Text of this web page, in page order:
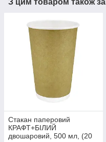
Стакан паперовий
КРАФТ+БІЛИЙ
двошаровий, 500 мл, (20